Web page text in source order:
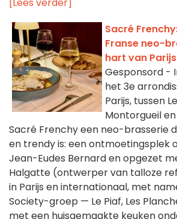
[Lees verder]
Sacré
Franse neo-
hart van Parijs
Gesponsord -
het 3e
Parijs, tussen
Montorgueil
Sacré Frenchy een neo-brasserie
en trendy is: een ontmoetingsplek
Jean-Eudes Bernard en opgezet
Halgatte (ontwerper van talloze
in Parijs en internationaal, met
Society-groep — Le Piaf, Les
met een huisgemaakte keuken